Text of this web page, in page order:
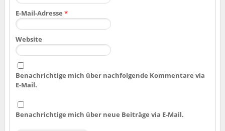
E-Mail-Adresse *
Website
Benachrichtige mich über nachfolgende Kommentare via
E-Mail.
Benachrichtige mich über neue Beiträge via E-Mail.